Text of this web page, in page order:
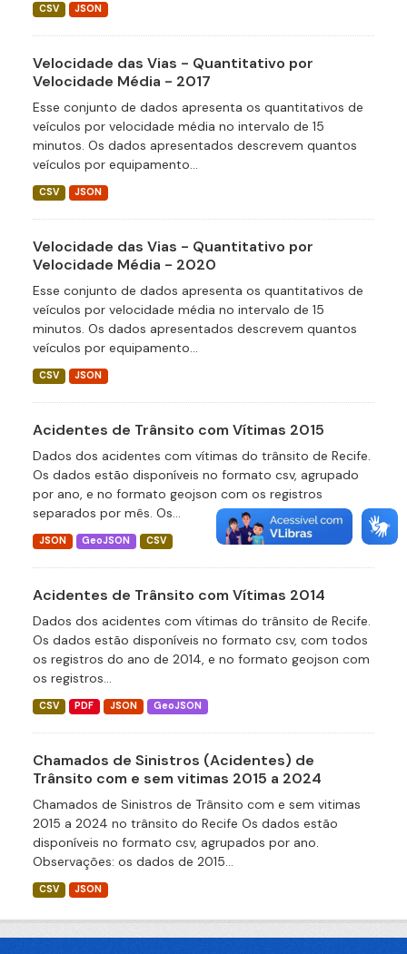
CSV JSON
Velocidade das Vias - Quantitativo por
Velocidade Média - 2017
Esse conjunto de dados apresenta os quantitativos de
veículos por velocidade média no intervalo de 15
minutos. Os dados apresentados descrevem quantos
veículos por equipamento...
CSV JSON
Velocidade das Vias - Quantitativo por
Velocidade Média - 2020
Esse conjunto de dados apresenta os quantitativos de
veículos por velocidade média no intervalo de 15
minutos. Os dados apresentados descrevem quantos
veículos por equipamento...
CSV JSON
Acidentes de Trânsito com Vítimas 2015
Dados dos acidentes com vítimas do trânsito de Recife.
Os dados estão disponíveis no formato csv, agrupado
por ano, e no formato geojson com os registros
separados por mês. Os...
JSON GeoJSON CSV
Acidentes de Trânsito com Vítimas 2014
Dados dos acidentes com vítimas do trânsito de Recife.
Os dados estão disponíveis no formato csv, com todos
os registros do ano de 2014, e no formato geojson com
os registros...
CSV PDF JSON GeoJSON
Chamados de Sinistros (Acidentes) de
Trânsito com e sem vitimas 2015 a 2024
Chamados de Sinistros de Trânsito com e sem vitimas
2015 a 2024 no trânsito do Recife Os dados estão
disponíveis no formato csv, agrupados por ano.
Observações: os dados de 2015...
CSV JSON